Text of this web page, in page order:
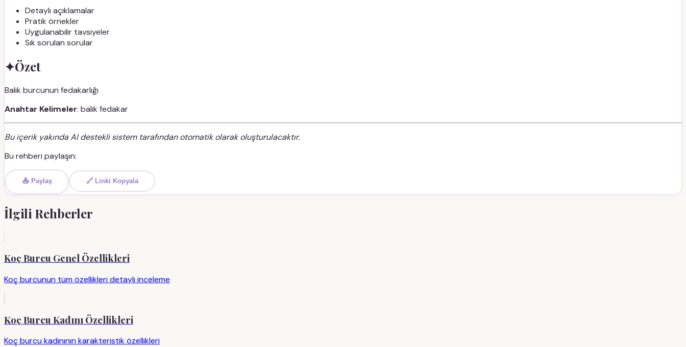
Detaylı açıklamalar
Pratik örnekler
Uygulanabilir tavsiyeler
Sık sorulan sorular
✦Özet
Balık burcunun fedakarlığı
Anahtar Kelimeler: balık fedakar
Bu içerik yakında AI destekli sistem tarafından otomatik olarak oluşturulacaktır.
Bu rehberi paylaşın:
📤 Paylaş 🔗 Linki Kopyala
İlgili Rehberler
Koç Burcu Genel Özellikleri
Koç burcunun tüm özellikleri detaylı inceleme
Koç Burcu Kadını Özellikleri
Koç burcu kadınının karakteristik özellikleri